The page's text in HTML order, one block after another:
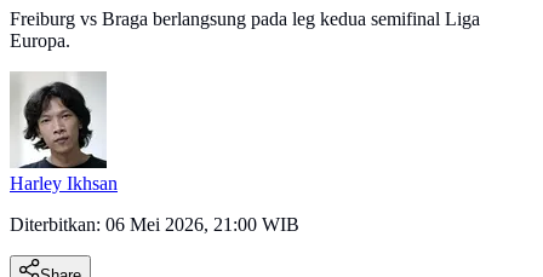
Freiburg vs Braga berlangsung pada leg kedua semifinal Liga
Europa.
Harley Ikhsan
Diterbitkan: 06 Mei 2026, 21:00 WIB